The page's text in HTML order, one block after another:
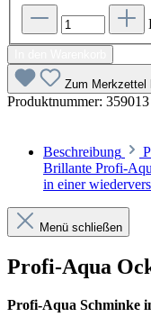
Zum Merkzettel
Produktnummer: 359013
Beschreibung
Brillante Profi-
in einer
Menü schließen
Profi-Aqua
Profi-Aqua Schminke